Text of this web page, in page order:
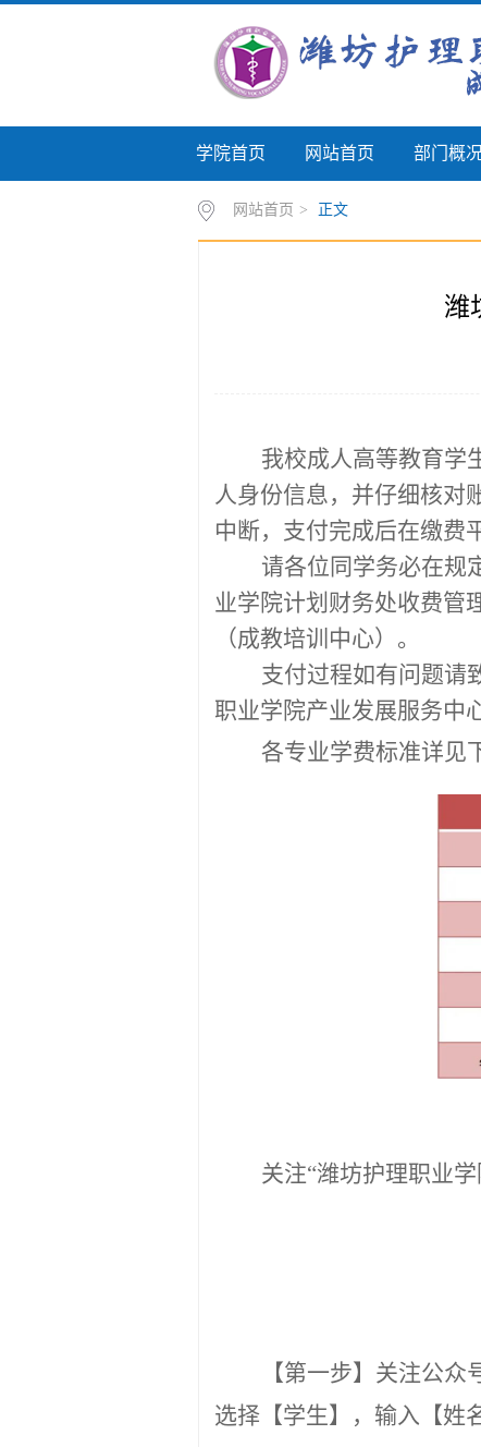
学院首页 网站首页 部门概
网站首页 > 正文
潍
我校成人高等教育学
人身份信息，并仔细核对
中断，支付完成后在缴费
请各位同学务必在规
业学院计划财务处收费管
（成教培训中心） 。
支付过程如有问题请
职业学院产业发展服务中
各专业学费标准详见
关注“潍坊护理职业
【第一步】关注公
选择 【学生】 ， 输入【姓